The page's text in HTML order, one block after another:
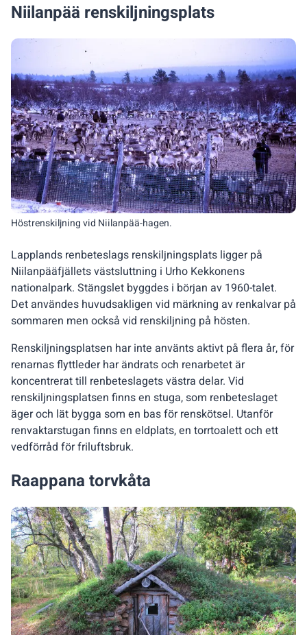
Niilanpää renskiljningsplats
Lapplands renbeteslags renskiljningsplats ligger på
Niilanpääfjällets västsluttning i Urho Kekkonens
nationalpark. Stängslet byggdes i början av 1960-talet.
Det användes huvudsakligen vid märkning av renkalvar på
sommaren men också vid renskiljning på hösten.
Renskiljningsplatsen har inte använts aktivt på flera år, för
renarnas flyttleder har ändrats och renarbetet är
koncentrerat till renbeteslagets västra delar. Vid
renskiljningsplatsen finns en stuga, som renbeteslaget
äger och lät bygga som en bas för renskötsel. Utanför
renvaktarstugan finns en eldplats, en torrtoalett och ett
vedförråd för friluftsbruk.
Höstrenskiljning vid Niilanpää-hagen.
Raappana torvkåta